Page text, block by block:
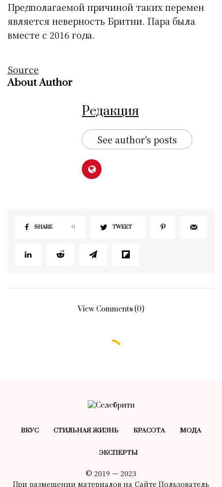
Предполагаемой причиной таких перемен
является неверность Бритни. Пара была
вместе с 2016 года.
Source
About Author
Редакция
See author's posts
SHARE 0 TWEET
View Comments (0)
ВКУС СТИЛЬНАЯ ЖИЗНЬ КРАСОТA МОДА
ЭКСПЕРТЫ
© 2019 — 2023
При размещении материалов на Сайте Пользователь